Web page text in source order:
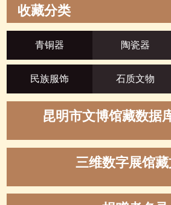
收藏分类
青铜器 陶瓷器
民族服饰 石质文物
昆明市文博馆藏数据
三维数字展馆